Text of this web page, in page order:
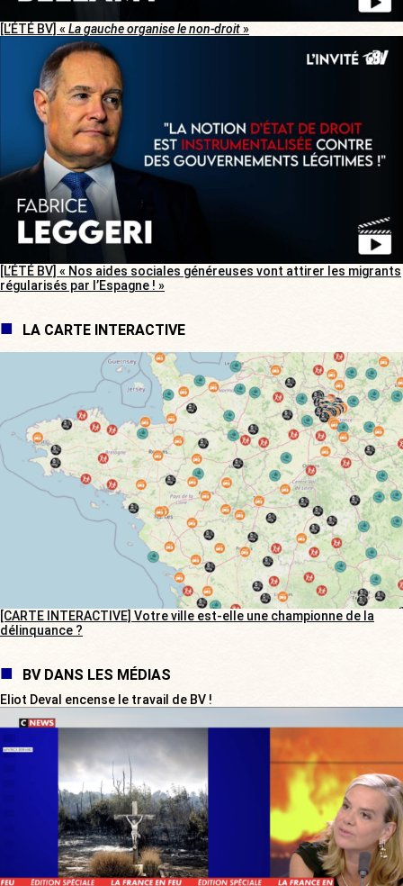
[L’ÉTÉ BV] « La gauche organise le non-droit»
[L’ÉTÉ BV] « Nos aides sociales généreuses vont attirer les migrants
régularisés par l’Espagne ! »
LA CARTE INTERACTIVE
[CARTE INTERACTIVE] Votre ville est-elle une championne de la
délinquance ?
BV DANS LES MÉDIAS
Eliot Deval encense le travail de BV !